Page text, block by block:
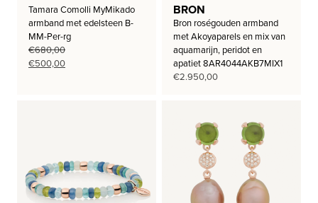
Tamara Comolli MyMikado
armband met edelsteen B-
MM-Per-rg
€680,00
Oorspronkelijke
€500,00Huidige
BRON
Bron roségouden armband
met Akoyaparels en mix van
aquamarijn, peridot en
apatiet 8AR4044AKB7MIX1
€2.950,00